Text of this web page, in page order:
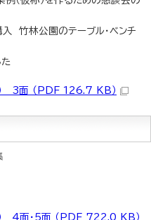
入 竹林公園のテーブル・ベンチ
3面 （PDF 126.7 KB）
4面・5面 （PDF 722.0 KB）